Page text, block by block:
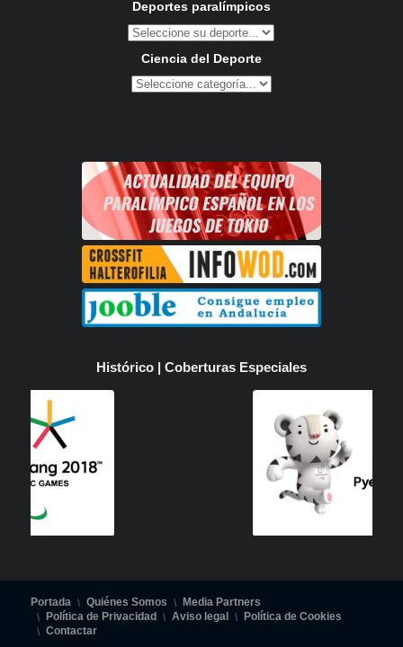
Deportes paralímpicos
Ciencia del Deporte
Histórico | Coberturas Especiales
Portada Quiénes Somos
Media Partners
Política de Privacidad
Aviso legal
Política de Cookies
Contactar